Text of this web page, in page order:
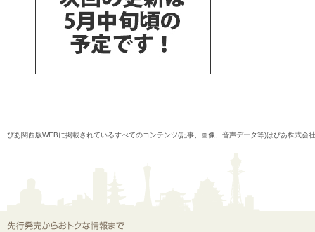
ぴあ関西版WEBに掲載されているすべてのコンテンツ(記事、画像、音声データ等)はぴあ株式会